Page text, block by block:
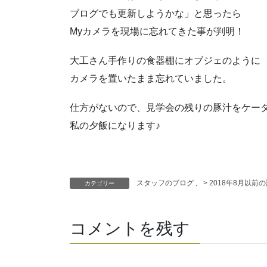
ブログでも更新しようかな」と思ったら
Myカメラを現場に忘れてきた事が判明！
大工さん手作りの食器棚にオブジェのように
カメラを置いたまま忘れていました。
仕方がないので、見学会の残りの豚汁をケー
私の夕飯になります♪
カテゴリー スタッフのブログ > 2018年8月以前
コメントを残す